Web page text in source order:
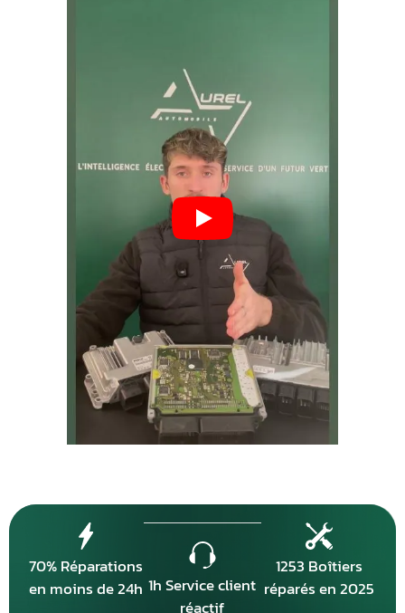
70% Réparations
en moins de 24h 1h Service client
réactif
1253 Boîtiers
réparés en 2025